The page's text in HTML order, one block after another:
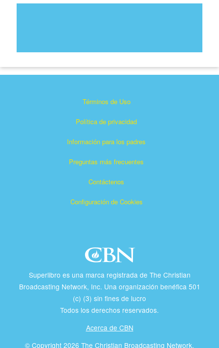
Términos de Uso
Política de privacidad
Información para los padres
Preguntas más frecuentes
Contáctenos
Configuración de Cookies
Superlibro es una marca registrada de The Christian
Broadcasting Network, Inc. Una organización benéfica 501
(c) (3) sin fines de lucro
Todos los derechos reservados.
Acerca de CBN
© Copyright 2026 The Christian Broadcasting Network.